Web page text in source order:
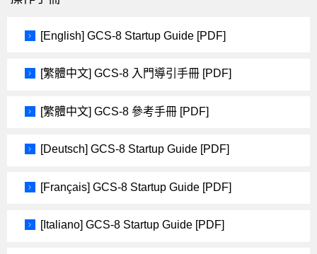
[English] GCS-8 Startup Guide [PDF]
[繁體中文] GCS-8 入門導引手冊 [PDF]
[繁體中文] GCS-8 參考手冊 [PDF]
[Deutsch] GCS-8 Startup Guide [PDF]
[Français] GCS-8 Startup Guide [PDF]
[Italiano] GCS-8 Startup Guide [PDF]